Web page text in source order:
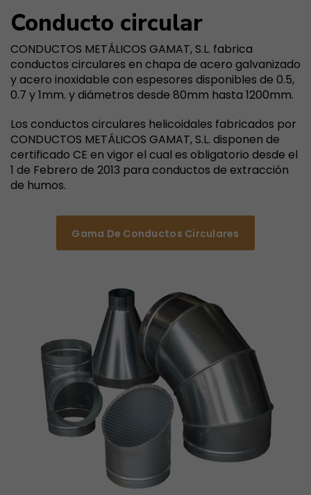
Conducto circular
CONDUCTOS METÁLICOS GAMAT, S.L. fabrica
conductos circulares en chapa de acero galvanizado
y acero inoxidable con espesores disponibles de 0.5,
0.7 y 1mm. y diámetros desde 80mm hasta 1200mm.
Los conductos circulares helicoidales fabricados por
CONDUCTOS METÁLICOS GAMAT, S.L. disponen de
certificado CE en vigor el cual es obligatorio desde el
1 de Febrero de 2013 para conductos de extracción
de humos.
Gama De Conductos Circulares